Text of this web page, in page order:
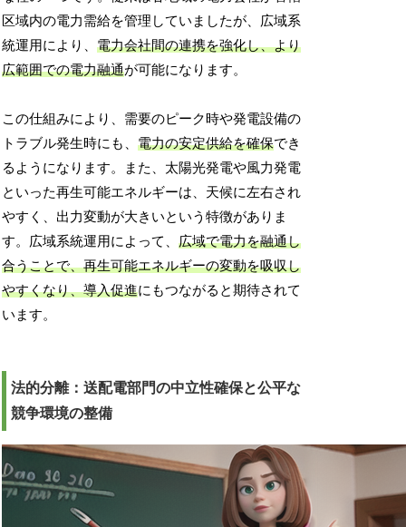
区域内の電力需給を管理していましたが、広域系
統運用により、電力会社間の連携を強化し、より
広範囲での電力融通が可能になります。
この仕組みにより、需要のピーク時や発電設備の
トラブル発生時にも、電力の安定供給を確保でき
るようになります。また、太陽光発電や風力発電
といった再生可能エネルギーは、天候に左右され
やすく、出力変動が大きいという特徴がありま
す。広域系統運用によって、広域で電力を融通し
合うことで、再生可能エネルギーの変動を吸収し
やすくなり、導入促進にもつながると期待されて
います。
法的分離：送配電部門の中立性確保と公平な
競争環境の整備